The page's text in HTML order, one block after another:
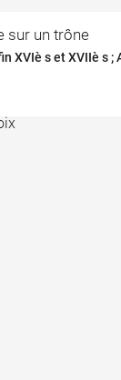
sur un trône